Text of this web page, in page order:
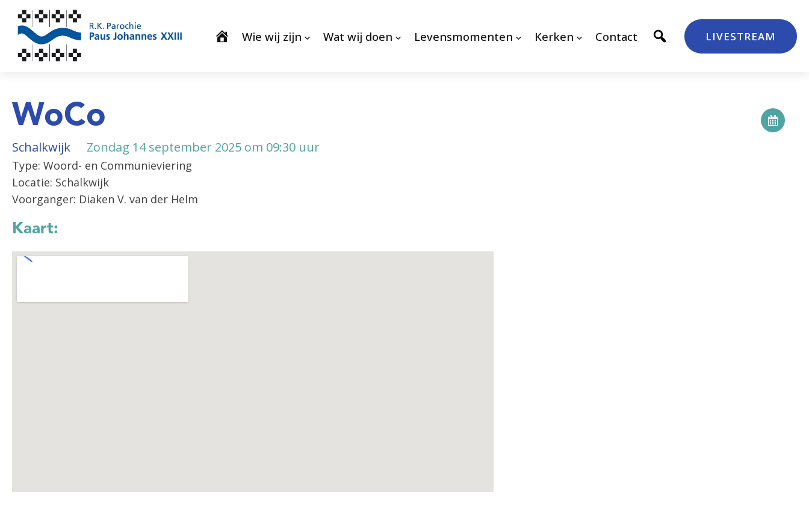
Wie wij zijn Wat wij doen Levensmomenten Kerken Contact LIVESTREAM
WoCo
Schalkwijk Zondag 14 september 2025 om 09:30 uur
Type: Woord- en Communieviering
Locatie: Schalkwijk
Voorganger: Diaken V. van der Helm
Kaart: